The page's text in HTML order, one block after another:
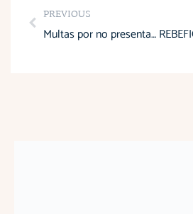
Prev
PREVIOUS
Multas por no presentar el anexo de gastos y la declaración del impuesto a la renta